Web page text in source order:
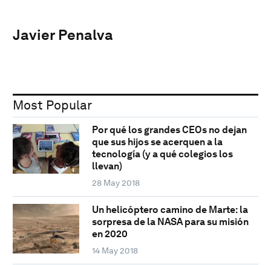
Javier Penalva
Most Popular
Por qué los grandes CEOs no dejan
que sus hijos se acerquen a la
tecnología (y a qué colegios los
llevan)
28 May 2018
Un helicóptero camino de Marte: la
sorpresa de la NASA para su misión
en 2020
14 May 2018